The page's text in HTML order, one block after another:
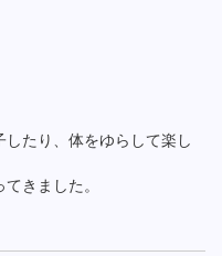
たり、体をゆらして楽し
きました。